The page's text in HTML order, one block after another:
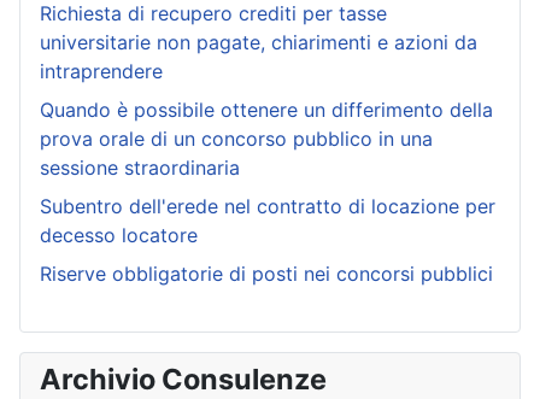
Richiesta di recupero crediti per tasse
universitarie non pagate, chiarimenti e azioni da
intraprendere
Quando è possibile ottenere un differimento della
prova orale di un concorso pubblico in una
sessione straordinaria
Subentro dell'erede nel contratto di locazione per
decesso locatore
Riserve obbligatorie di posti nei concorsi pubblici
Archivio Consulenze